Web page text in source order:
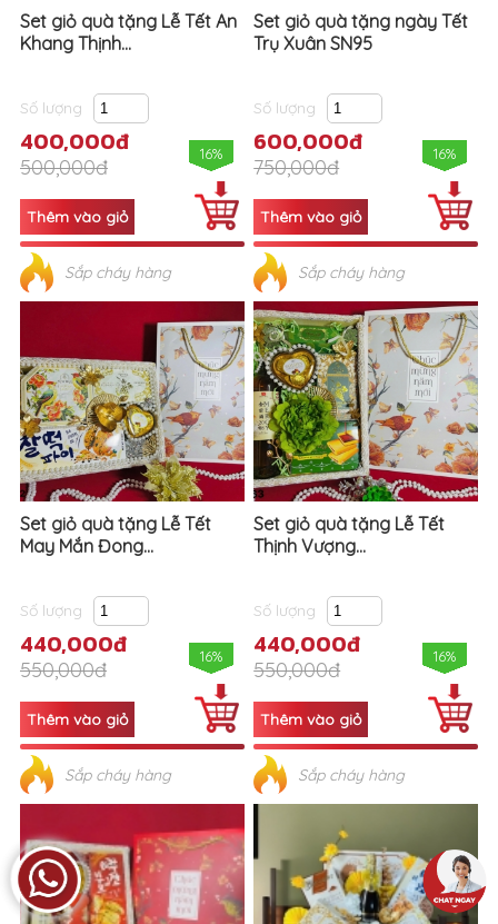
Set giỏ quà tặng Lễ Tết An
Khang Thịnh...
Số lượng
400,000đ
500,000đ
16%
Sắp cháy hàng
Set giỏ quà tặng ngày Tết
Trụ Xuân SN95
Số lượng
600,000đ
750,000đ
16%
Sắp cháy hàng
Set giỏ quà tặng Lễ Tết
May Mắn Đong...
Số lượng
440,000đ
550,000đ
16%
Sắp cháy hàng
Set giỏ quà tặng Lễ Tết
Thịnh Vượng...
Số lượng
440,000đ
550,000đ
16%
Sắp cháy hàng